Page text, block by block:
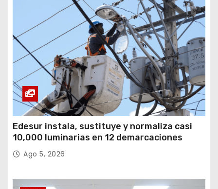
Edesur instala, sustituye y normaliza casi
10,000 luminarias en 12 demarcaciones
Ago 5, 2026